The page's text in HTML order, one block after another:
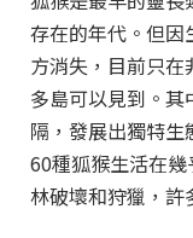
存在的年代。但因
方消失，目前只
多島可以見到。
隔，發展出獨特
60種狐猴生活在
林破壞和狩獵，許